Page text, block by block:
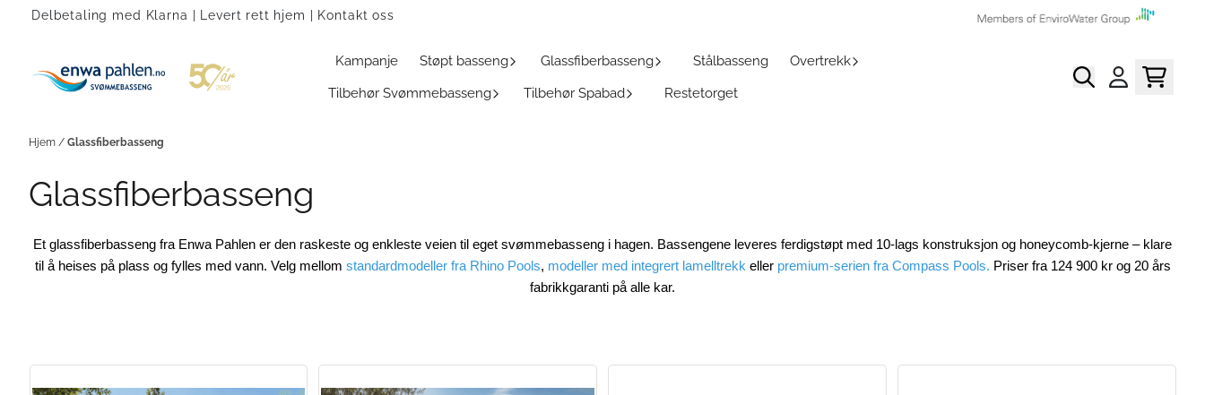
Hopp til innhold
Delbetaling med Klarna | Levert rett hjem | Kontakt oss
Kampanje Støpt basseng Glassfiberbasseng Stålbasseng
Overtrekk
Tilbehør Svømmebasseng
Tilbehør Spabad Restetorget
Hjem / Glassfiberbasseng
Glassfiberbasseng
Et glassfiberbasseng fra Enwa Pahlen er den raskeste og enkleste veien til eget svømmebasseng i hagen. Bassengene leveres ferdigstøpt med 10-lags konstruksjon og honeycomb-kjerne – klare
til å heises på plass og fylles med vann. Velg mellom standardmodeller fra Rhino Pools, modeller med integrert lamelltrekkeller premium-serien fra Compass Pools. Priser fra 124 900 kr og 20 års
fabrikkgaranti på alle kar.